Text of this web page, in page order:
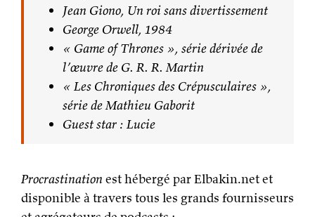
Jean Giono, Un roi sans divertissement
George Orwell, 1984
« Game of Thrones », série dérivée de
l’œuvre de G. R. R. Martin
« Les Chroniques des Crépusculaires »,
série de Mathieu Gaborit
Guest star : Lucie
Procrastinationest hébergé par Elbakin.net et
disponible à travers tous les grands fournisseurs